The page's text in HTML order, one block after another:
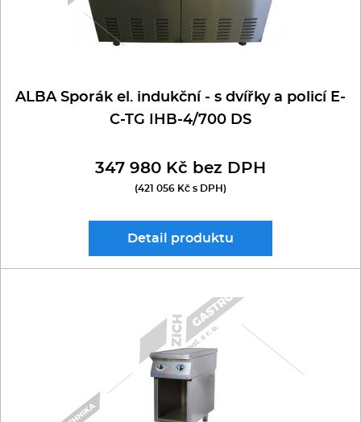
ALBA Sporák el. indukční - s dvířky a policí E-
C-TG IHB-4/700 DS
347 980 Kč bez DPH
(421 056 Kč s DPH)
Detail produktu